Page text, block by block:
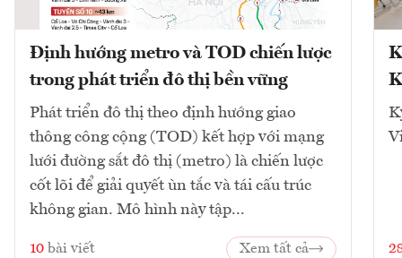
Định hướng metro và TOD chiến lược
trong phát triển đô thị bền vững
Phát triển đô thị theo định hướng giao
thông công cộng (TOD) kết hợp với mạng
lưới đường sắt đô thị (metro) là chiến lược
cốt lõi để giải quyết ùn tắc và tái cấu trúc
không gian. Mô hình này tập...
10 bài viết Xem tất cả